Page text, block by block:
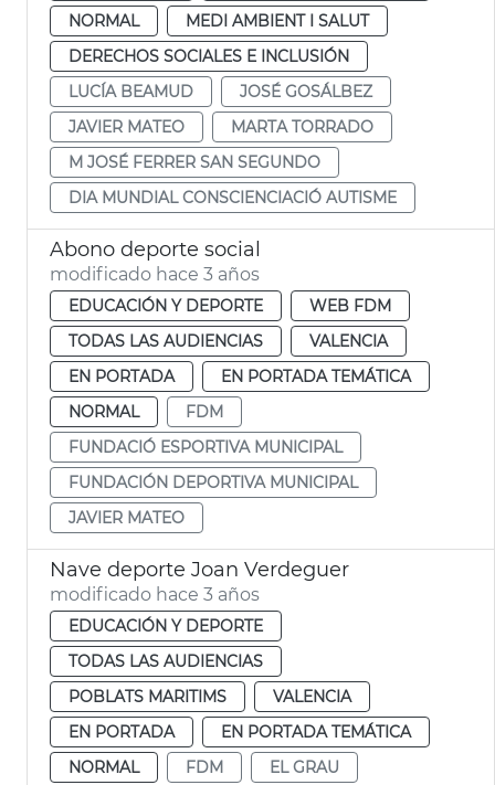
NORMAL
MEDI AMBIENT I SALUT
DERECHOS SOCIALES E INCLUSIÓN
LUCÍA BEAMUD
JOSÉ GOSÁLBEZ
JAVIER MATEO
MARTA TORRADO
M JOSÉ FERRER SAN SEGUNDO
DIA MUNDIAL CONSCIENCIACIÓ AUTISME
Abono deporte social
modificado hace 3 años
EDUCACIÓN Y DEPORTE
WEB FDM
TODAS LAS AUDIENCIAS
VALENCIA
EN PORTADA
EN PORTADA TEMÁTICA
NORMAL
FDM
FUNDACIÓ ESPORTIVA MUNICIPAL
FUNDACIÓN DEPORTIVA MUNICIPAL
JAVIER MATEO
Nave deporte Joan Verdeguer
modificado hace 3 años
EDUCACIÓN Y DEPORTE
TODAS LAS AUDIENCIAS
POBLATS MARITIMS
VALENCIA
EN PORTADA
EN PORTADA TEMÁTICA
NORMAL
FDM EL GRAU